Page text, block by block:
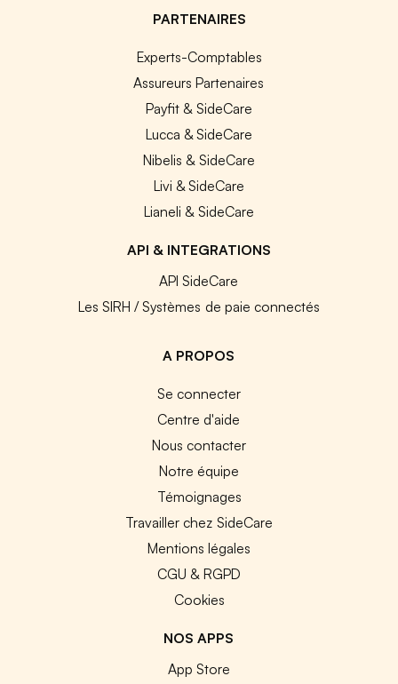
PARTENAIRES
Experts-Comptables
Assureurs Partenaires
Payfit & SideCare
Lucca & SideCare
Nibelis & SideCare
Livi & SideCare
Lianeli & SideCare
API & INTEGRATIONS
API SideCare
Les SIRH / Systèmes de paie connectés
A PROPOS
Se connecter
Centre d'aide
Nous contacter
Notre équipe
Témoignages
Travailler chez SideCare
Mentions légales
CGU & RGPD
Cookies
NOS APPS
App Store